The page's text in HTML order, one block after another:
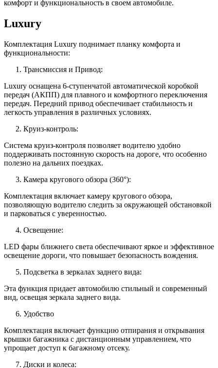
комфорт и функциональность в своем автомобиле.
Luxury
Комплектация Luxury поднимает планку комфорта и
функциональности:
Трансмиссия и Привод:
Luxury оснащена 6-ступенчатой автоматической коробкой
передач (АКПП) для плавного и комфортного переключения
передач. Передний привод обеспечивает стабильность и
легкость управления в различных условиях.
Круиз-контроль:
Система круиз-контроля позволяет водителю удобно
поддерживать постоянную скорость на дороге, что особенно
полезно на дальних поездках.
Камера кругового обзора (360°):
Комплектация включает камеру кругового обзора,
позволяющую водителю следить за окружающей обстановкой
и парковаться с уверенностью.
Освещение:
LED фары ближнего света обеспечивают яркое и эффективное
освещение дороги, что повышает безопасность вождения.
Подсветка в зеркалах заднего вида:
Эта функция придает автомобилю стильный и современный
вид, освещая зеркала заднего вида.
Удобство
Комплектация включает функцию отпирания и открывания
крышки багажника с дистанционным управлением, что
упрощает доступ к багажному отсеку.
Диски и колеса: